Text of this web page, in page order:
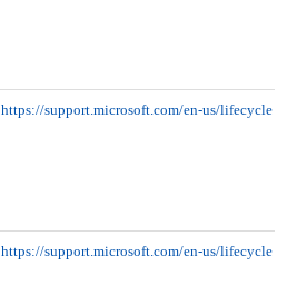
https://support.microsoft.com/en-us/lifecycle
https://support.microsoft.com/en-us/lifecycle